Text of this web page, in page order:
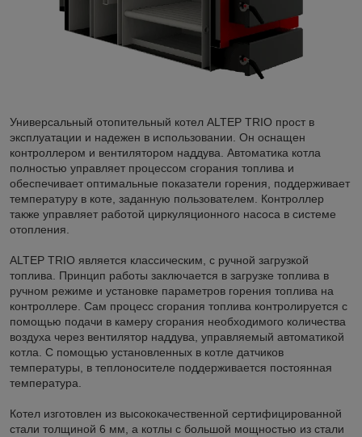
Универсальный отопительный котел ALTEP TRIO прост в
эксплуатации и надежен в использовании. Он оснащен
контроллером и вентилятором наддува. Автоматика котла
полностью управляет процессом сгорания топлива и
обеспечивает оптимальные показатели горения, поддерживает
температуру в коте, заданную пользователем. Контроллер
также управляет работой циркуляционного насоса в системе
отопления.
ALTEP TRIO является классическим, с ручной загрузкой
топлива. Принцип работы заключается в загрузке топлива в
ручном режиме и установке параметров горения топлива на
контроллере. Сам процесс сгорания топлива контролируется с
помощью подачи в камеру сгорания необходимого количества
воздуха через вентилятор наддува, управляемый автоматикой
котла. С помощью установленных в котле датчиков
температуры, в теплоносителе поддерживается постоянная
температура.
Котел изготовлен из высококачественной сертифицированной
стали толщиной 6 мм, а котлы с большой мощностью из стали